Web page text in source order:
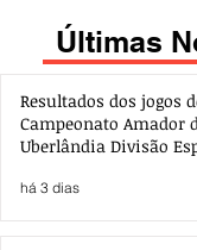
Últimas
Resultados dos jogos
Campeonato Amador
Uberlândia Divisão
há 3 dias